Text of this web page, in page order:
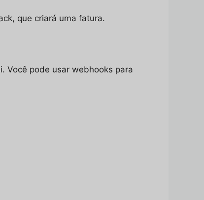
que criará uma fatura.
Você pode usar webhooks para